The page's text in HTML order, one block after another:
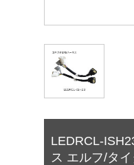
LEDRCL-
ス エルフ/タ